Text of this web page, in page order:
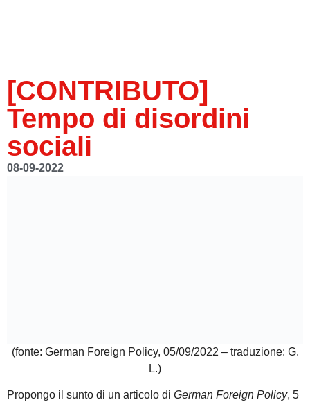
[CONTRIBUTO]
Tempo di disordini
sociali
08-09-2022
(fonte: German Foreign Policy, 05/09/2022 – traduzione: G.
L.)
Propongo il sunto di un articolo di German Foreign Policy, 5